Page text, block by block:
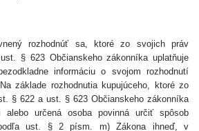
rozhodnúť sa, ktoré zo svojich práv
§ 623 Občianskeho zákonníka uplatňuje
informáciu o svojom rozhodnutí
základe rozhodnutia kupujúceho, ktoré zo
§ 622 a ust. § 623 Občianskeho zákonníka
alebo určená osoba povinná určiť spôsob
podľa ust. § 2 písm. m) Zákona ihneď, v